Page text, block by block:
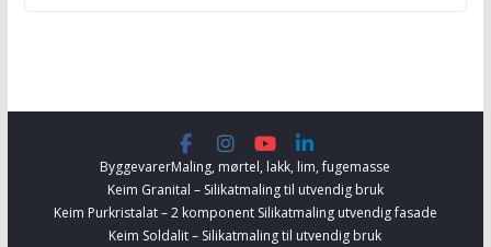
ByggevarerMaling, mørtel, lakk, lim, fugemasse
Keim Granital – Silikatmaling til utvendig bruk
Keim Purkristalat – 2 komponent Silikatmaling utvendig fasade
Keim Soldalit – Silikatmaling til utvendig bruk